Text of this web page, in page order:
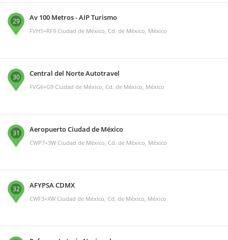
29 Av 100 Metros - AIP Turismo
FVH5+RF9 Ciudad de México, Cd. de México, México
30 Central del Norte Autotravel
FVG6+G9 Ciudad de México, Cd. de México, México
31 Aeropuerto Ciudad de México
CWP7+3W Ciudad de México, Cd. de México, México
32 AFYPSA CDMX
CWF3+XW Ciudad de México, Cd. de México, México